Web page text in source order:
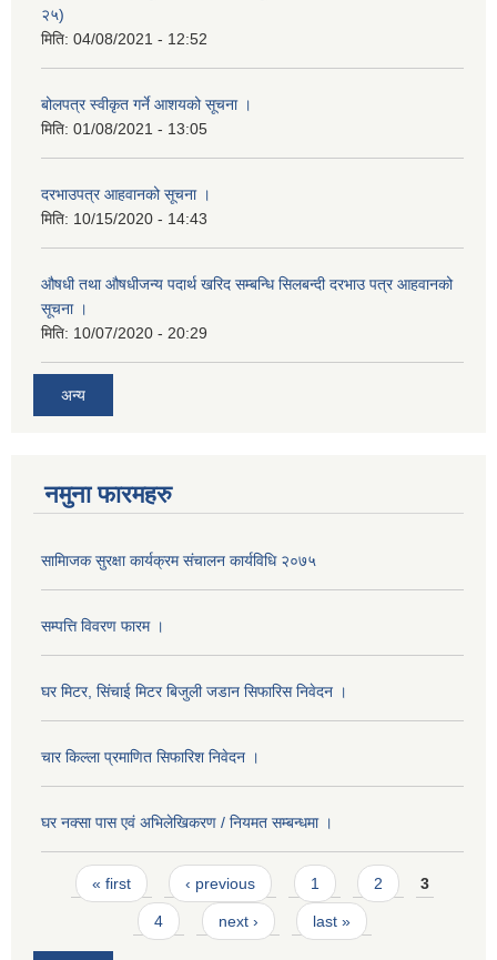
२५)
मिति: 04/08/2021 - 12:52
बोलपत्र स्वीकृत गर्ने आशयको सूचना ।
मिति: 01/08/2021 - 13:05
दरभाउपत्र आहवानको सूचना ।
मिति: 10/15/2020 - 14:43
औषधी तथा औषधीजन्य पदार्थ खरिद सम्बन्धि सिलबन्दी दरभाउ पत्र आहवानको
सूचना ।
मिति: 10/07/2020 - 20:29
अन्य
नमुना फारमहरु
सामािजक सुरक्षा कार्यक्रम संचालन कार्यविधि २०७५
सम्पत्ति विवरण फारम ।
घर मिटर, सिंचाई मिटर बिजुली जडान सिफारिस निवेदन ।
चार किल्ला प्रमाणित सिफारिश निवेदन ।
घर नक्सा पास एवं अभिलेखिकरण / नियमत सम्बन्धमा ।
Pages
« first ‹ previous 1 2 3
4 next › last »